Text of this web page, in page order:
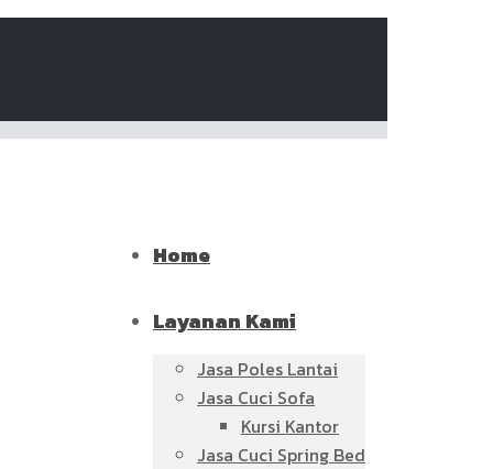
Home
Layanan Kami
Jasa Poles Lantai
Jasa Cuci Sofa
Kursi Kantor
Jasa Cuci Spring Bed